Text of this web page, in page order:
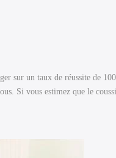
sur un taux de réussite de
Si vous estimez que le